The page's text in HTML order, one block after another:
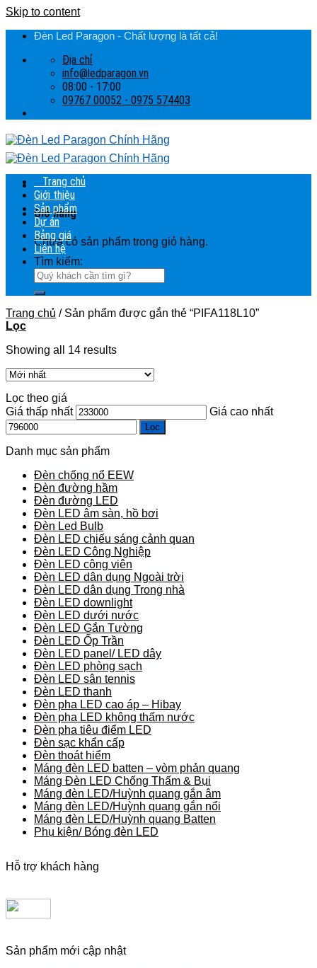
Skip to content
Đèn Led Paragon - Chất lượng là tất cả!
Địa chỉ
info@ledparagon.vn
08:00 - 17:00
09767 00052 - 0975 574403
Giỏ hàng
Chưa có sản phẩm trong giỏ hàng.
Trang chủ
Giới thiệu
Sản phẩm
Dự án
Bảng giá
Liên hệ
Tìm kiếm:
Trang chủ /Sản phẩm được gắn thẻ “PIFA118L10”
Lọc
Showing all 14 results
Lọc theo giá
Giá thấp nhất
Giá cao nhất
Lọc
Danh mục sản phẩm
Đèn chống nổ EEW
Đèn đường hầm
Đèn đường LED
Đèn LED âm sàn, hồ bơi
Đèn Led Bulb
Đèn LED chiếu sáng cảnh quan
Đèn LED Công Nghiệp
Đèn LED công viên
Đèn LED dân dụng Ngoài trời
Đèn LED dân dụng Trong nhà
Đèn LED downlight
Đèn LED dưới nước
Đèn LED Gắn Tường
Đèn LED Ốp Trần
Đèn LED panel/ LED dây
Đèn LED phòng sạch
Đèn LED sân tennis
Đèn LED thanh
Đèn pha LED cao áp – Hibay
Đèn pha LED không thấm nước
Đèn pha tiêu điểm LED
Đèn sạc khẩn cấp
Đèn thoát hiểm
Máng đèn LED batten – vòm phản quang
Máng Đèn LED Chống Thấm & Bụi
Máng đèn LED/Huỳnh quang gắn âm
Máng đèn LED/Huỳnh quang gắn nổi
Máng đèn LED/Huỳnh quang Batten
Phụ kiện/ Bóng đèn LED
Hỗ trợ khách hàng
Sản phẩm mới cập nhật